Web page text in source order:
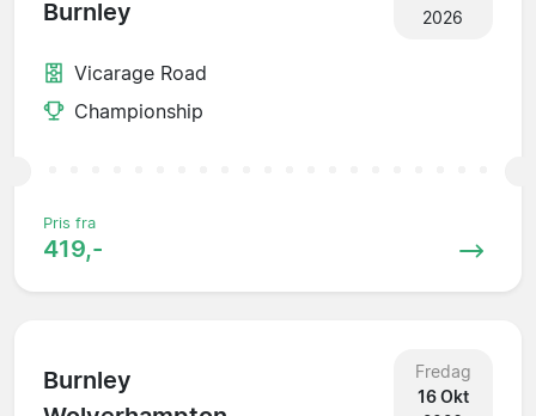
Burnley
2026
Vicarage Road
Championship
Pris fra
419,-
Burnley
Fredag
16 Okt